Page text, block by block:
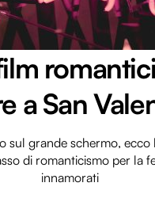
a San
sul grande schermo, ecco
di romanticismo per la
innamorati